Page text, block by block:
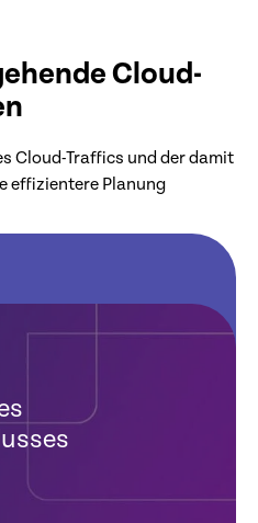
Cloud-
Cloud-Traffics und der damit
effizientere Planung